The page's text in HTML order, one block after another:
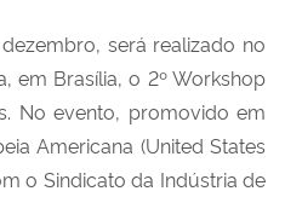
será realizado no
em Brasília, o 2º Workshop
No evento, promovido em
Americana (United States
o Sindicato da Indústria de